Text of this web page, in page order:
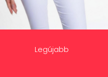
Legújabb